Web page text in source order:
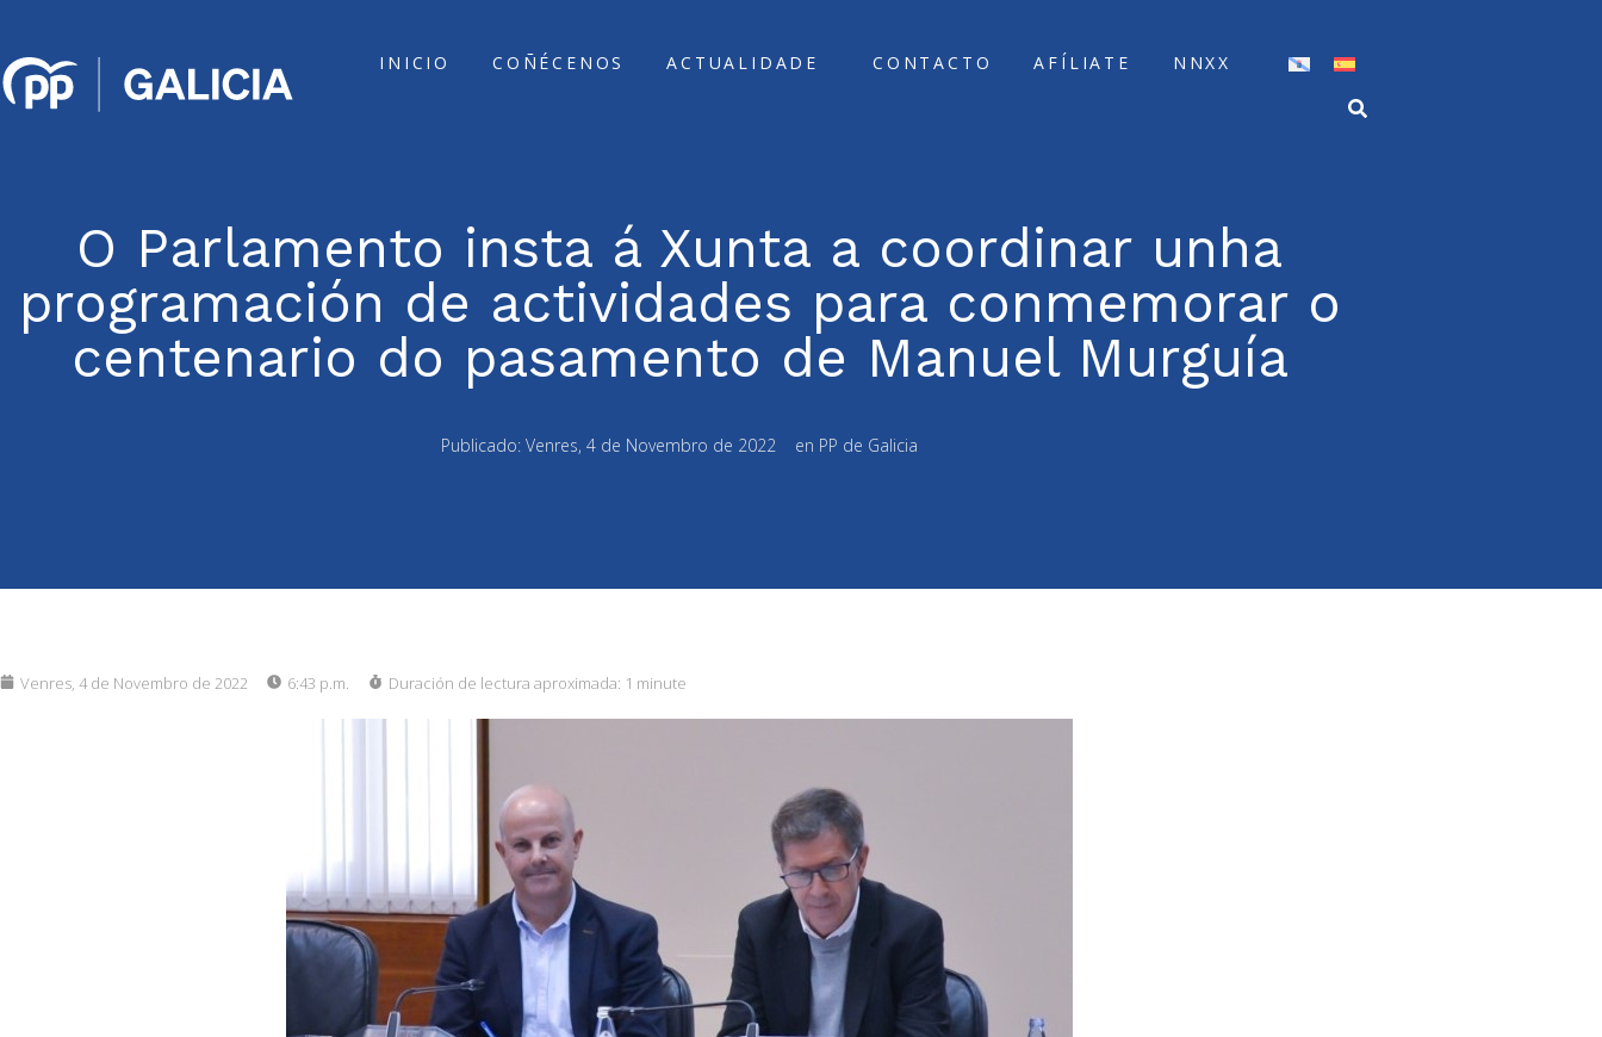
INICIO COÑÉCENOS ACTUALIDADE CONTACTO AFÍLIATE NNXX
O Parlamento insta á Xunta a coordinar unha
programación de actividades para conmemorar o
centenario do pasamento de Manuel Murguía
Publicado: Venres, 4 de Novembro de 2022 en PP de Galicia
Venres, 4 de Novembro de 2022 6:43 p.m. Duración de lectura aproximada: 1 minute